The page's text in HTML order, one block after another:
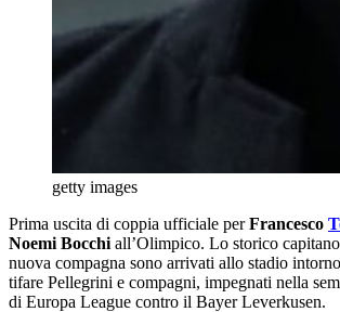
getty images
Prima uscita di coppia ufficiale perFrancesco
Noemi Bocchi all’Olimpico. Lo storico
nuova compagna sono arrivati allo stadio
tifare Pellegrini e compagni, impegnati nella
di Europa League contro il Bayer Leverkusen.